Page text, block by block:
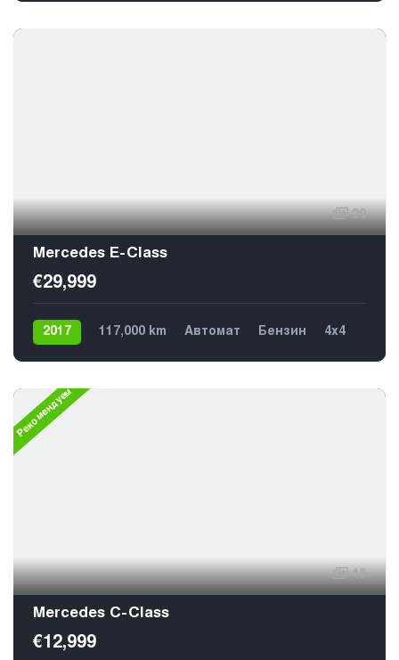
20
Mercedes E-Class
€29,999
2017 117,000 km Автомат Бензин
4х4
Рекомендуем
15
Mercedes C-Class
€12,999